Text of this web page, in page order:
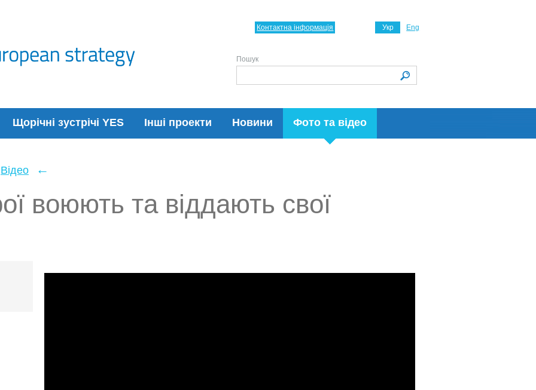
Щорічні зустрічі YES Інші проекти Новини Фото та відео
Укр Eng
Контактна інформація
Пошук
Відео ←
воюють та віддають свої